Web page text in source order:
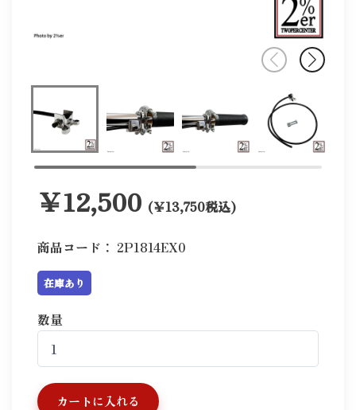
￥12,500 (￥13,750税込)
商品コード： 2P1814EX0
在庫あり
数量
カートに入れる